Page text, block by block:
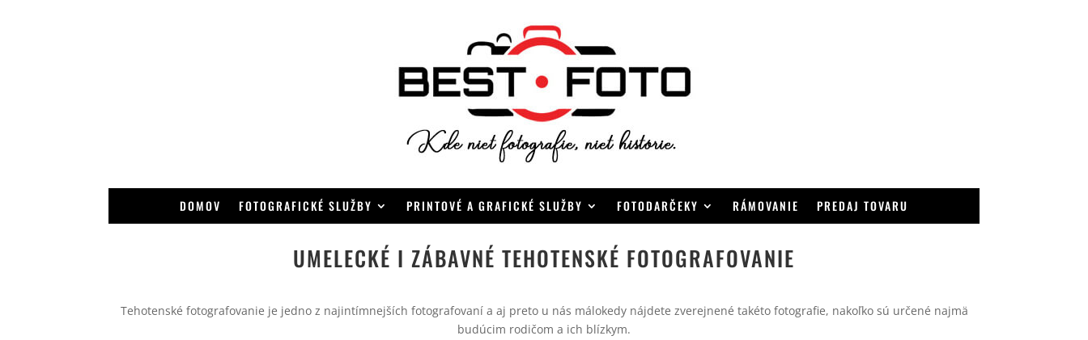
DOMOV FOTOGRAFICKÉ SLUŽBY PRINTOVÉ A GRAFICKÉ SLUŽBY FOTODARČEKY RÁMOVANIE PREDAJ TOVARU
UMELECKÉ I ZÁBAVNÉ TEHOTENSKÉ FOTOGRAFOVANIE
Tehotenské fotografovanie je jedno z najintímnejších fotografovaní a aj preto u nás málokedy nájdete zverejnené takéto fotografie, nakoľko sú určené najmä
budúcim rodičom a ich blízkym.